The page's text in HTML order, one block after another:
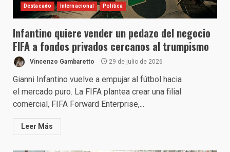
Destacado Internacional Política
Infantino quiere vender un pedazo del negocio
FIFA a fondos privados cercanos al trumpismo
Vincenzo Gambaretto 29 de julio de 2026
Gianni Infantino vuelve a empujar al fútbol hacia
el mercado puro. La FIFA plantea crear una filial
comercial, FIFA Forward Enterprise,...
Leer Más